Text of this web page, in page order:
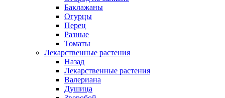
Баклажаны
Огурцы
Перец
Разные
Томаты
Лекарственные растения
Назад
Лекарственные растения
Валериана
Душица